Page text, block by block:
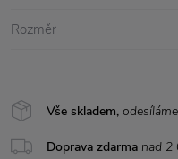
Vše skladem,
Doprava zdarma nad 2
Rozměr